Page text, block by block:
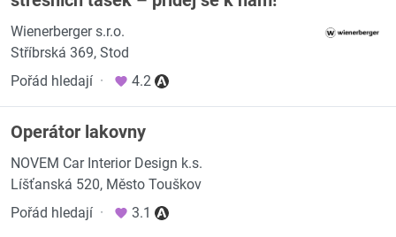
Wienerberger s.r.o.
Stříbrská 369, Stod
Pořád hledají · 4.2
Operátor lakovny
NOVEM Car Interior Design k.s.
Líšťanská 520, Město Touškov
Pořád hledají · 3.1